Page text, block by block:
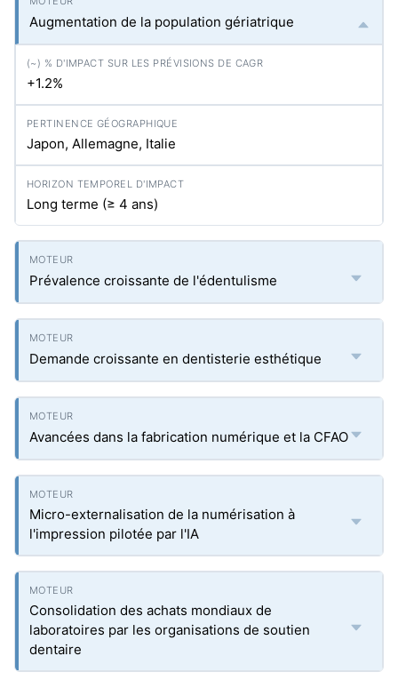
Augmentation de la population gériatrique
+1.2%
Japon, Allemagne, Italie
Long terme (≥ 4 ans)
Prévalence croissante de l'édentulisme
Demande croissante en dentisterie esthétique
Avancées dans la fabrication numérique et la CFAO
Micro-externalisation de la numérisation à
l'impression pilotée par l'IA
Consolidation des achats mondiaux de
laboratoires par les organisations de soutien
dentaire